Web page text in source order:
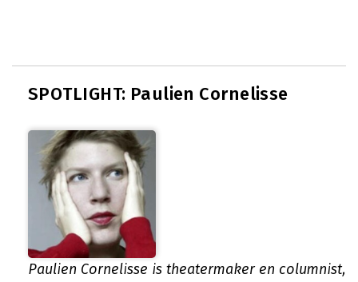
SPOTLIGHT: Paulien Cornelisse
Paulien Cornelisse is theatermaker en columnist,